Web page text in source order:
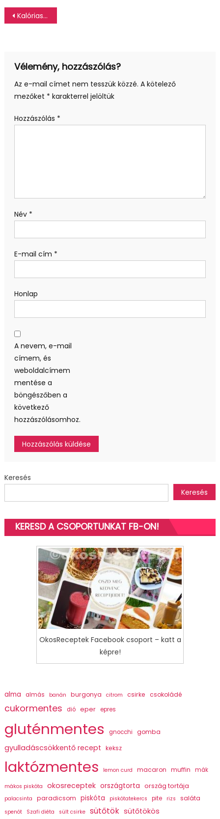
Bejegyzés
Kalóriaszámítás, kalóriaszámlálós diéta
Vélemény, hozzászólás?
Az e-mail címet nem tesszük közzé. A kötelező
mezőket * karakterrel jelöltük
Hozzászólás *
Név *
E-mail cím *
Honlap
A nevem, e-mail
címem, és
weboldalcímem
mentése a
böngészőben a
következő
hozzászólásomhoz.
Keresés
Keresés
KERESD A CSOPORTUNKAT FB-ON!
OkosReceptek Facebook csoport – katt a
képre!
alma almás banán burgonya citrom csirke csokoládé
cukormentes dió eper epres
gluténmentes gnocchi gomba
gyulladáscsökkentő recept keksz
laktózmentes lemon curd macaron muffin mák
mákos piskóta okosreceptek országtorta ország tortája
palacsinta paradicsom piskóta piskótatekercs pite rizs saláta
spenót Szafi diéta sült csirke sütőtök sütőtökös